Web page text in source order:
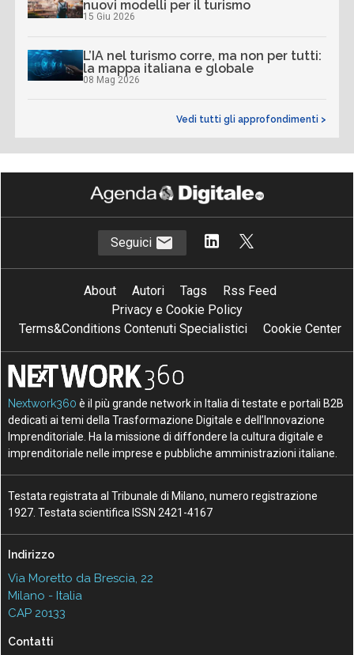
nuovi modelli per il turismo
15 Giu 2026
L’IA nel turismo corre, ma non per tutti:
la mappa italiana e globale
08 Mag 2026
Vedi tutti gli approfondimenti >
Seguici
About Autori Tags
Rss Feed
Privacy e Cookie Policy
Terms&Conditions Contenuti Specialistici
Cookie Center
Nextwork360 è il più grande network in Italia di testate e portali B2B
dedicati ai temi della Trasformazione Digitale e dell’Innovazione
Imprenditoriale. Ha la missione di diffondere la cultura digitale e
imprenditoriale nelle imprese e pubbliche amministrazioni italiane.
Testata registrata al Tribunale di Milano, numero registrazione
1927. Testata scientifica ISSN 2421-4167
Indirizzo
Via Moretto da Brescia, 22
Milano - Italia
CAP 20133
Contatti